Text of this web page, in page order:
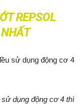
REPSOL
dụng động cơ 4 thì